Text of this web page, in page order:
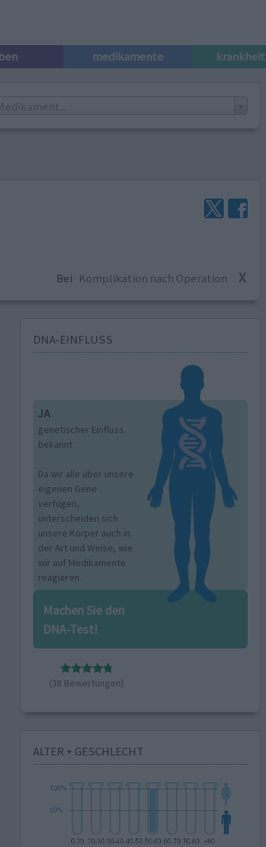
medikamente krankheit
Bei Komplikation nach Operation X
DNA-EINFLUSS
JA
genetischer Einfluss
bekannt
Da wir alle über unsere
eigenen Gene
verfügen,
unterscheiden sich
unsere Körper auch in
der Art und Weise, wie
wir auf Medikamente
reagieren.
Machen Sie den
DNA-Test!
(38 Bewertungen)
ALTER + GESCHLECHT